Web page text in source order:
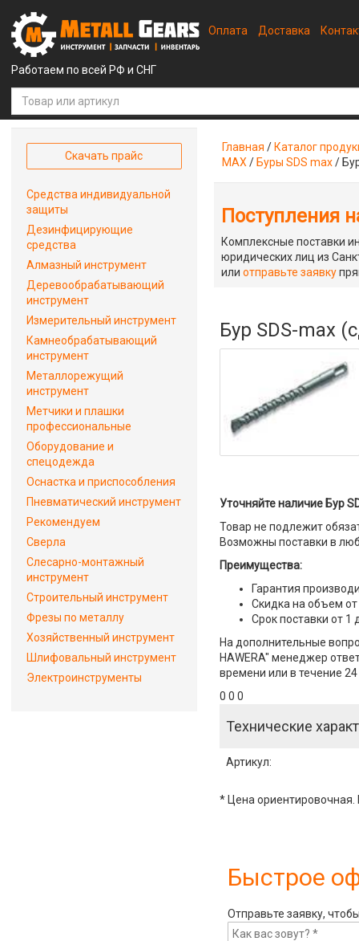
Работаем по всей РФ и СНГ
Оплата Доставка
Главная / Каталог
MAX / Буры SDS max/
Поступления
Комплексные поставки
юридических лиц из
илиотправьте заявку
Бур SDS-max
Уточняйте наличие Бур
Товар не подлежит
Возможны поставки в
Преимущества:
Гарантия
Скидка на объем от
Срок поставки от 1
На дополнительные
HAWERA" менеджер
времени или в течение
0 0 0
Технические
Артикул:
* Цена ориентировочная.
Быстрое
Отправьте заявку,
Скачать прайс
Средства индивидуальной
защиты
Дезинфицирующие
средства
Алмазный инструмент
Деревообрабатывающий
инструмент
Измерительный инструмент
Камнеобрабатывающий
инструмент
Металлорежущий
инструмент
Метчики и плашки
профессиональные
Оборудование и
спецодежда
Оснастка и приспособления
Пневматический инструмент
Рекомендуем
Сверла
Слесарно-монтажный
инструмент
Строительный инструмент
Фрезы по металлу
Хозяйственный инструмент
Шлифовальный инструмент
Электроинструменты